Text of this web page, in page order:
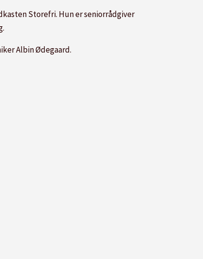
Storefri. Hun er seniorrådgiver
Albin Ødegaard.